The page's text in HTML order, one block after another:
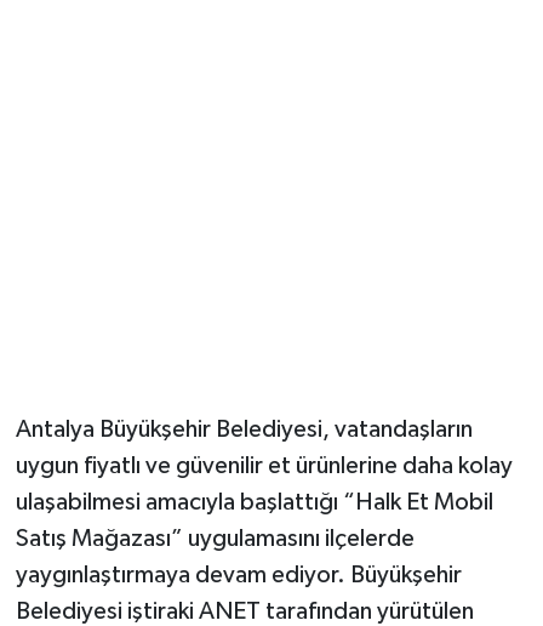
Antalya Büyükşehir Belediyesi, vatandaşların
uygun fiyatlı ve güvenilir et ürünlerine daha kolay
ulaşabilmesi amacıyla başlattığı “Halk Et Mobil
Satış Mağazası” uygulamasını ilçelerde
yaygınlaştırmaya devam ediyor. Büyükşehir
Belediyesi iştiraki ANET tarafından yürütülen